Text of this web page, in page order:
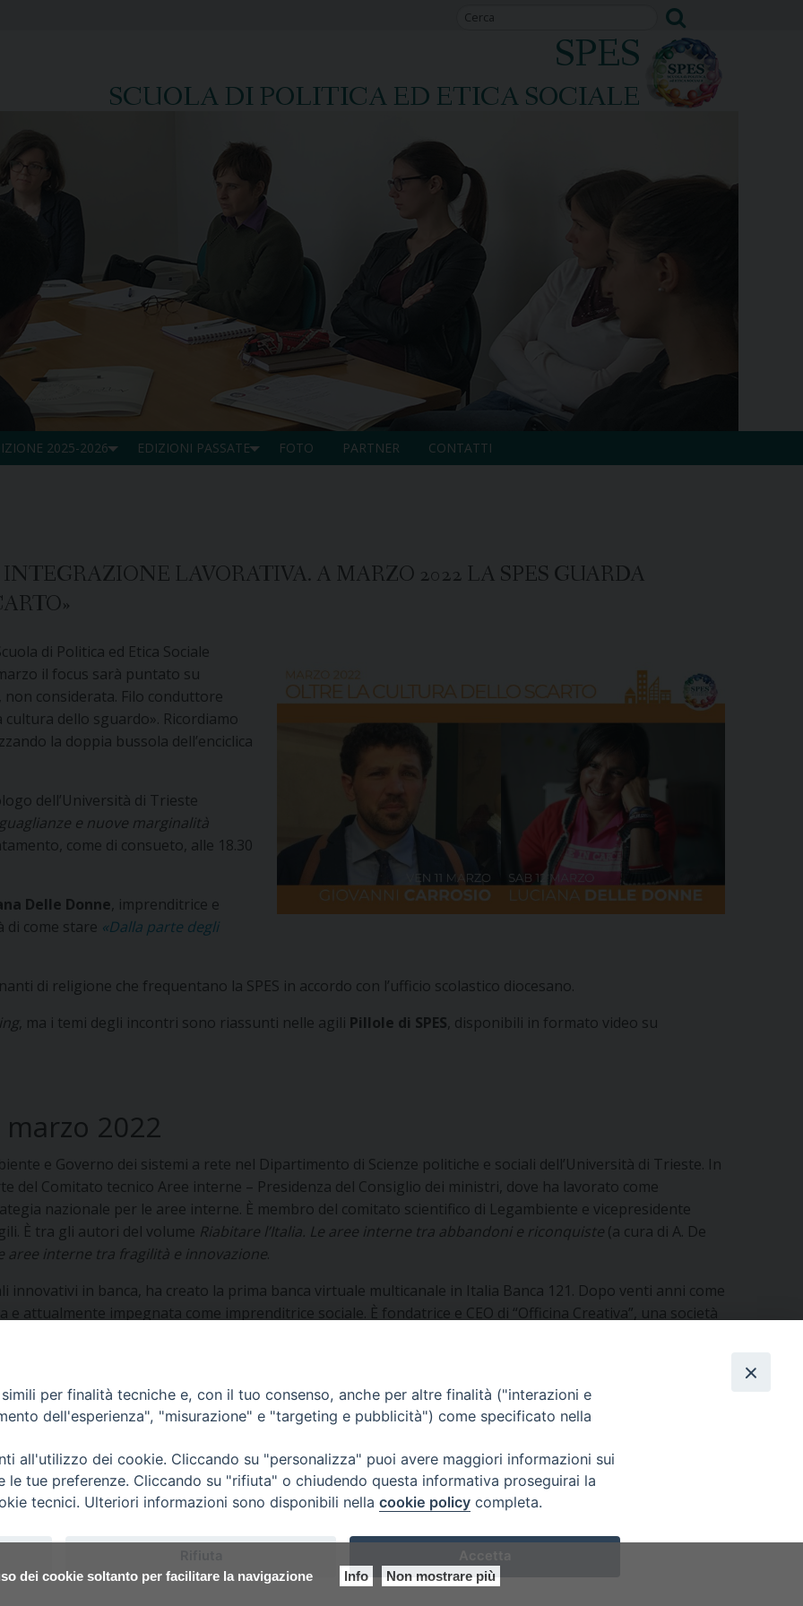
dei cookie soltanto per facilitare la navigazione Info Non mostrare più
SPES
SCUOLA DI POLITICA ED ETICA SOCIALE
2025-2026 EDIZIONI PASSATE FOTO PARTNER CONTATTI
LAVORATIVA. A MARZO 2022 LA SPES GUARDA
di Politica ed Etica Sociale
il focus sarà puntato su
considerata. Filo conduttore
dello sguardo». Ricordiamo
la doppia bussola dell’enciclica
dell’Università di Trieste
e nuove marginalità
come di consueto, alle 18.30
Delle Donne, imprenditrice e
di come stare «Dalla parte degli
di religione che frequentano la SPES in accordo con l’ufficio scolastico diocesano.
, ma i temi degli incontri sono riassunti nelle agili Pillole di SPES, disponibili in formato video su
2022
e Governo dei sistemi a rete nel Dipartimento di Scienze politiche e sociali dell’Università di Trieste. In
del Comitato tecnico Aree interne – Presidenza del Consiglio dei ministri, dove ha lavorato come
nazionale per le aree interne. È membro del comitato scientifico di Legambiente e vicepresidente
È tra gli autori del volume Riabitare l’Italia. Le aree interne tra abbandoni e riconquiste (a cura di A. De
aree interne tra fragilità e innovazione.
innovativi in banca, ha creato la prima banca virtuale multicanale in Italia Banca 121. Dopo venti anni come
attualmente impegnata come imprenditrice sociale. È fondatrice e CEO di “Officina Creativa”, una società
Udine 2018
per finalità tecniche e, con il tuo consenso, anche per altre finalità ("interazioni e
dell'esperienza", "misurazione" e "targeting e pubblicità") come specificato nella
all'utilizzo dei cookie. Cliccando su "personalizza" puoi avere maggiori informazioni sui
le tue preferenze. Cliccando su "rifiuta" o chiudendo questa informativa proseguirai la
tecnici. Ulteriori informazioni sono disponibili nella cookie policy completa.